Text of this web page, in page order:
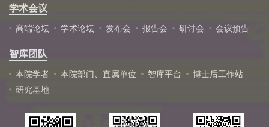
学术会议
高端论坛 学术论坛 发布会 报告会 研讨会 会议预告
智库团队
本院学者 本院部门、直属单位 智库平台
博士后工作站
研究基地